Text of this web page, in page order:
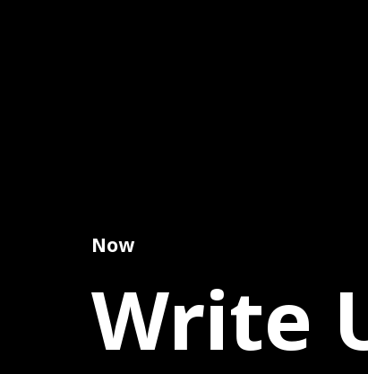
Now
Write